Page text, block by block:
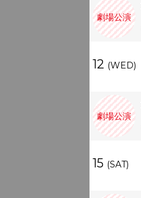
劇場公演
12 (WED)
劇場公演
15 (SAT)